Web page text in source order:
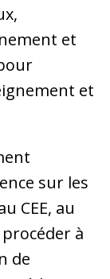
et
et
sur les
CEE, au
à
de